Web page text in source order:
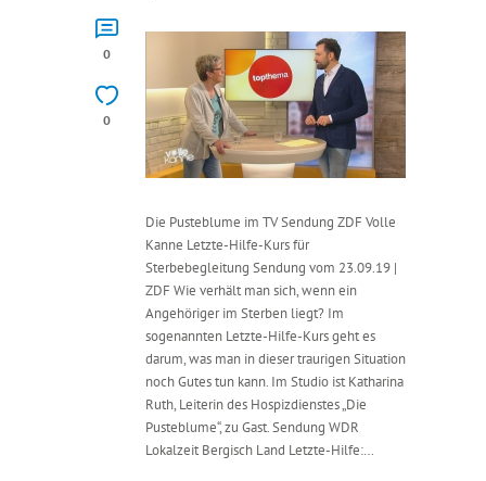
0
0
Die Pusteblume im TV Sendung ZDF Volle
Kanne Letzte-Hilfe-Kurs für
Sterbebegleitung Sendung vom 23.09.19 |
ZDF Wie verhält man sich, wenn ein
Angehöriger im Sterben liegt? Im
sogenannten Letzte-Hilfe-Kurs geht es
darum, was man in dieser traurigen Situation
noch Gutes tun kann. Im Studio ist Katharina
Ruth, Leiterin des Hospizdienstes „Die
Pusteblume“, zu Gast. Sendung WDR
Lokalzeit Bergisch Land Letzte-Hilfe:…